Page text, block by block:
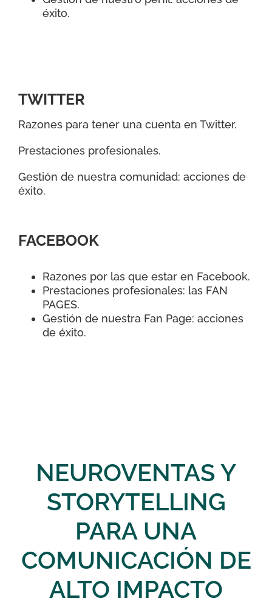
éxito.
TWITTER
Razones para tener una cuenta en Twitter.
Prestaciones profesionales.
Gestión de nuestra comunidad: acciones de
éxito.
FACEBOOK
Razones por las que estar en Facebook.
Prestaciones profesionales: las FAN
PAGES.
Gestión de nuestra Fan Page: acciones
de éxito.
NEUROVENTAS Y
STORYTELLING
PARA UNA
COMUNICACIÓN DE
ALTO IMPACTO